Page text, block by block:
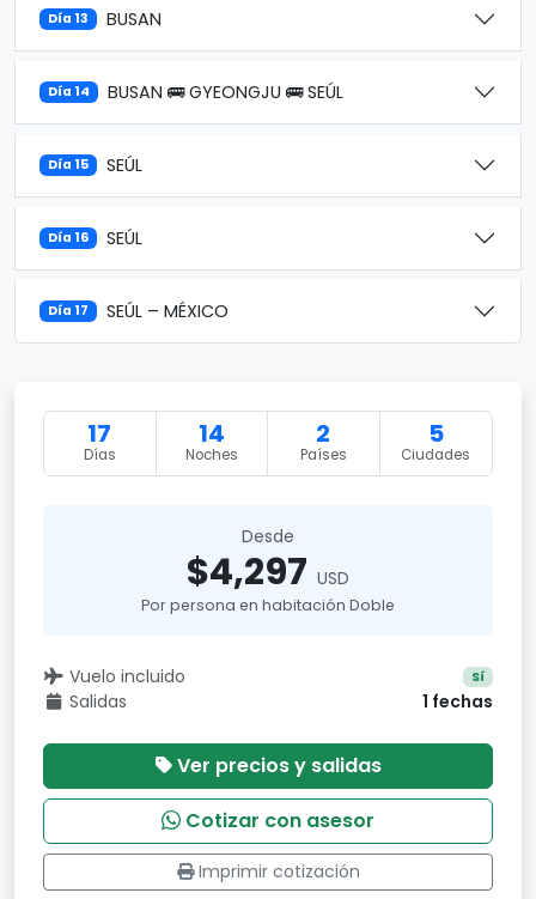
Día 13 BUSAN
Día 14 BUSAN 🚌 GYEONGJU 🚌 SEÚL
Día 15 SEÚL
Día 16 SEÚL
Día 17 SEÚL – MÉXICO
17
Días
14
Noches
2
Países
5
Ciudades
Desde
$4,297 USD
Por persona en habitación Doble
Vuelo incluido Sí
Salidas 1 fechas
Ver precios y salidas
Cotizar con asesor
Imprimir cotización